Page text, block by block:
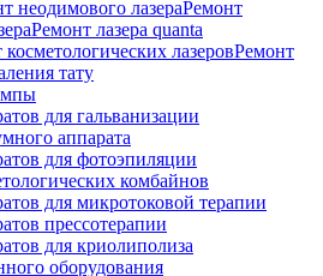
неодимового лазераРемонт
Ремонт лазера quanta
лазеровРемонт
тату
для гальванизации
аппарата
для фотоэпиляции
комбайнов
для микротоковой терапии
прессотерапии
для криолиполиза
оборудования